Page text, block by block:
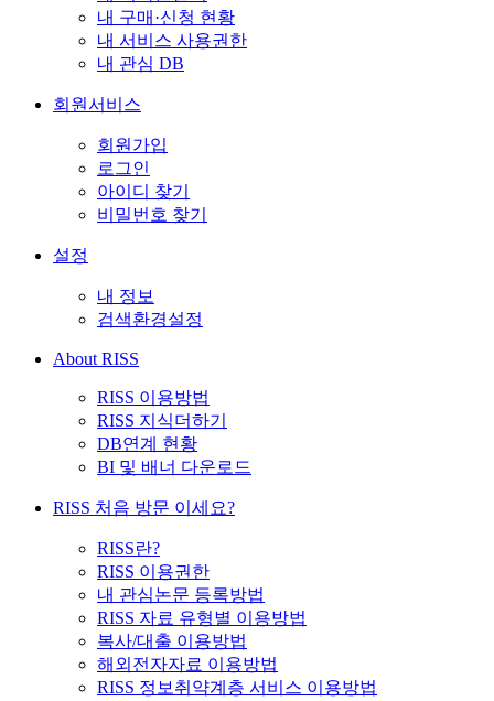
내 구매·신청 현황
내 서비스 사용권한
내 관심 DB
회원서비스
회원가입
로그인
아이디 찾기
비밀번호 찾기
설정
내 정보
검색환경설정
About RISS
RISS 이용방법
RISS 지식더하기
DB연계 현황
BI 및 배너 다운로드
RISS 처음 방문 이세요?
RISS란?
RISS 이용권한
내 관심논문 등록방법
RISS 자료 유형별 이용방법
복사/대출 이용방법
해외전자자료 이용방법
RISS 정보취약계층 서비스 이용방법